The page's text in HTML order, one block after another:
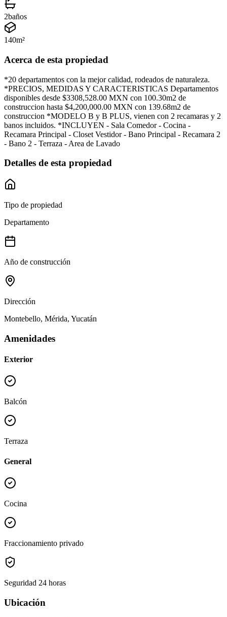
2baños
140m²
Acerca de esta propiedad
*20 departamentos con la mejor calidad, rodeados de naturaleza.
*PRECIOS, MEDIDAS Y CARACTERISTICAS Departamentos
disponibles desde $3308,528.00 MXN con 100.30m2 de
construccion hasta $4,200,000.00 MXN con 139.68m2 de
construccion *MODELO B y B PLUS, vienen con 2 recamaras y 2
banos incluidos. *INCLUYEN - Sala Comedor - Cocina -
Recamara Principal - Closet Vestidor - Bano Principal - Recamara 2
- Bano 2 - Terraza - Area de Lavado
Detalles de esta propiedad
Tipo de propiedad
Departamento
Año de construcción
Dirección
Montebello, Mérida, Yucatán
Amenidades
Exterior
Balcón
Terraza
General
Cocina
Fraccionamiento privado
Seguridad 24 horas
Ubicación